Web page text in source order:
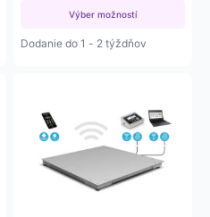
3 758 €
Výber možností
Dodanie do 1 - 2 týždňov
produkt
variantov.